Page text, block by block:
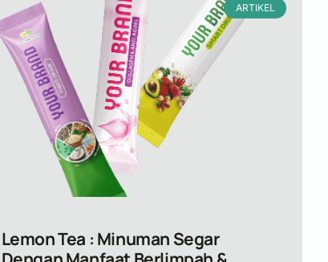
ARTIKEL
Lemon Tea : Minuman Segar